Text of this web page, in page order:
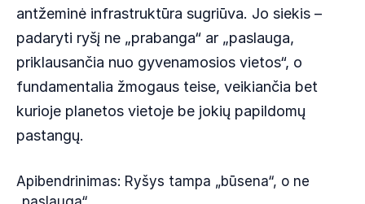
antžeminė infrastruktūra sugriūva. Jo siekis –
padaryti ryšį ne „prabanga“ ar „paslauga,
priklausančia nuo gyvenamosios vietos“, o
fundamentalia žmogaus teise, veikiančia bet
kurioje planetos vietoje be jokių papildomų
pastangų.
Apibendrinimas: Ryšys tampa „būsena“, o ne